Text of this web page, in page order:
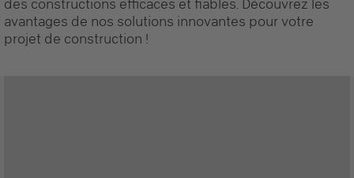
des constructions efficaces et fiables. Découvrez les
avantages de nos solutions innovantes pour votre
projet de construction !